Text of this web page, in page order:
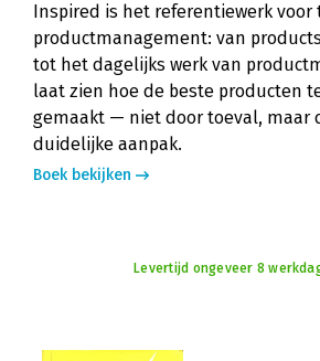
Inspired is het referentiewerk voor
productmanagement: van
tot het dagelijks werk van
laat zien hoe de beste producten
gemaakt — niet door toeval, maar
duidelijke aanpak.
Boek bekijken
Levertijd ongeveer 8